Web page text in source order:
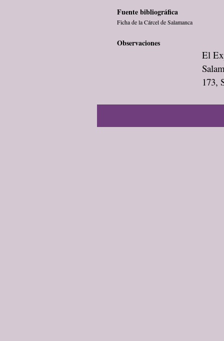
Fuente bibliográfica
Ficha de la Cárcel de Salamanca
Observaciones
El
173,